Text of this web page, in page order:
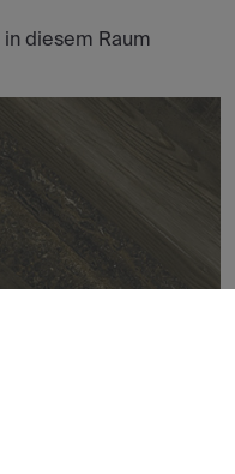
diesem Raum